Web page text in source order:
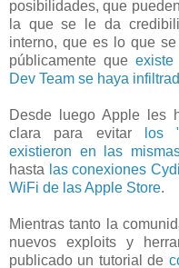
posibilidades, que
la que se le da
interno, que es lo que
públicamente que
Dev Team se haya
Desde luego Apple les
clara para evitar
los
existieron en las
hasta las conexiones
WiFi de las Apple Store.
Mientras tanto la
nuevos exploits y
publicado un tutorial de